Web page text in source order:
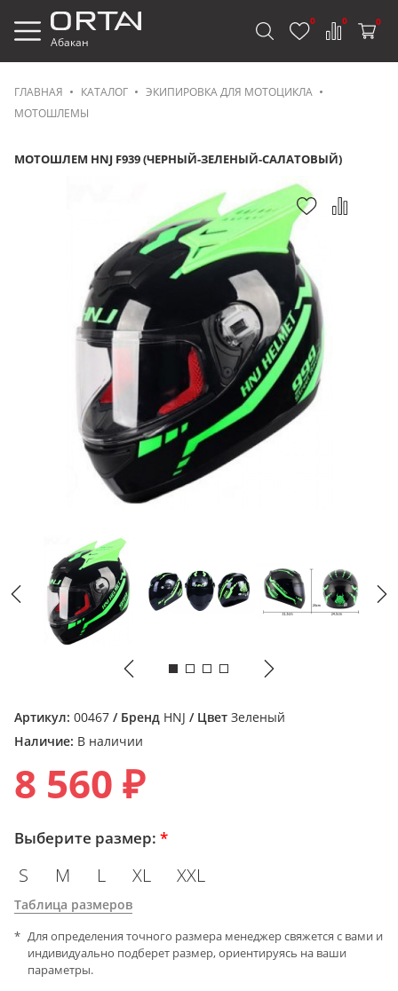
Абакан
0 0 0
ГЛАВНАЯ КАТАЛОГ
ЭКИПИРОВКА ДЛЯ МОТОЦИКЛА
МОТОШЛЕМЫ
МОТОШЛЕМ HNJ F939 (ЧЕРНЫЙ-ЗЕЛЕНЫЙ-САЛАТОВЫЙ)
Артикул: 00467 / Бренд HNJ / Цвет Зеленый
Наличие: В наличии
8 560 ₽
Выберите размер: *
S M L XL XXL
Таблица размеров
Для определения точного размера менеджер свяжется с вами и
индивидуально подберет размер, ориентируясь на ваши
параметры.